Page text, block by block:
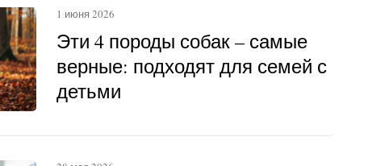
Эти 4 породы собак – самые
верные: подходят для семей с
детьми
1 июня 2026